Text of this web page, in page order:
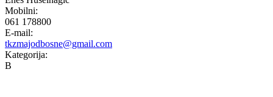
Mobilni:
061 178800
E-mail:
tkzmajodbosne@gmail.com
Kategorija:
B